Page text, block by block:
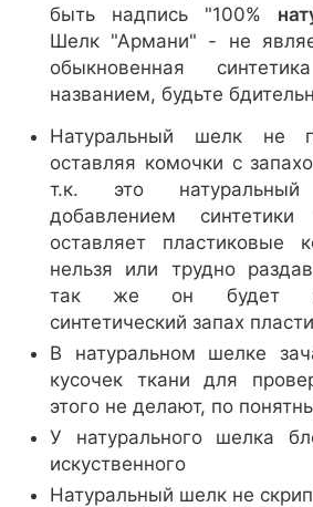
быть надпись "100%
Шелк "Армани" - не
обыкновенная
названием, будьте
Натуральный шелк не
оставляя комочки с
т.к. это
добавлением
оставляет пластиковые
нельзя или трудно
так же он будет
синтетический запах
В натуральном шелке
кусочек ткани для
этого не делают, по
У натурального шелка
искуственного
Натуральный шелк не